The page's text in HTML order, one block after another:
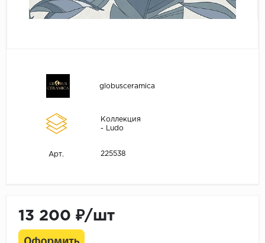
globusceramica
Коллекция
- Ludo
Арт. 225538
13 200 ₽/шт